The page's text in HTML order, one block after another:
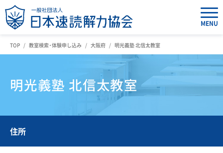
MENU
TOP 教室検索・体験申し込み 大阪府 明光義塾 北信太教室
明光義塾 北信太教室
住所